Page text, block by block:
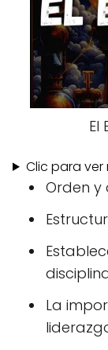
El
Clic para ver
Orden y
La